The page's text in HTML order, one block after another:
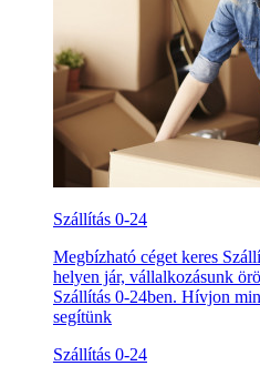
Szállítás 0-24
Megbízható céget keres
helyen jár, vállalkozásunk
Szállítás 0-24ben. Hívjon
segítünk
Szállítás 0-24